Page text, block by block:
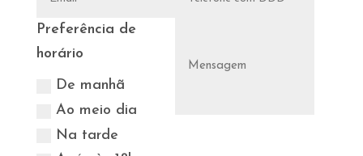
Preferência de
horário
De manhã
Ao meio dia
Na tarde